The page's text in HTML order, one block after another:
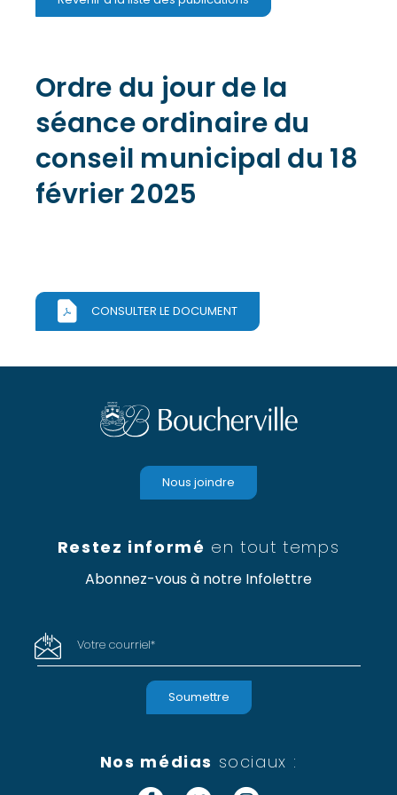
Ordre du jour de la
séance ordinaire du
conseil municipal du 18
février 2025
CONSULTER LE DOCUMENT
Restez informé en tout temps
Abonnez-vous à notre Infolettre
Votre courriel*
Nous joindre
Nos médias sociaux :